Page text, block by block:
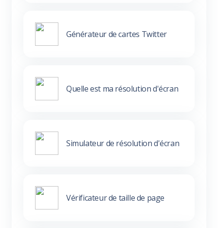
Générateur de cartes Twitter
Quelle est ma résolution d'écran
Simulateur de résolution d'écran
Vérificateur de taille de page